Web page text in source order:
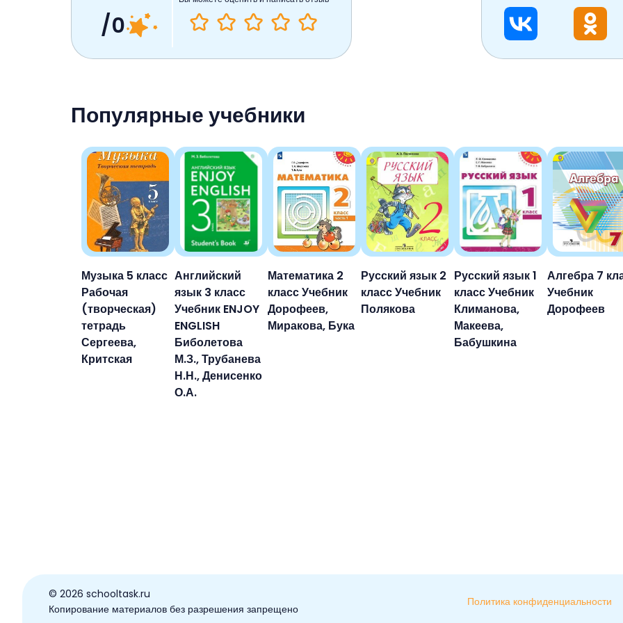
Популярные учебники
Музыка 5 класс
Рабочая
(творческая)
тетрадь
Сергеева,
Критская
Английский
язык 3 класс
Учебник ENJOY
ENGLISH
Биболетова
М.З., Трубанева
Н.Н., Денисенко
О.А.
Математика 2
класс Учебник
Дорофеев,
Миракова, Бука
Русский язык 2
класс Учебник
Полякова
Русский язык 1
класс Учебник
Климанова,
Макеева,
Бабушкина
Алгебра 7
Учебник
Дорофеев
/0
© ️2026 schooltask.ru
Копирование материалов без разрешения запрещено
Политика конфиденциальности